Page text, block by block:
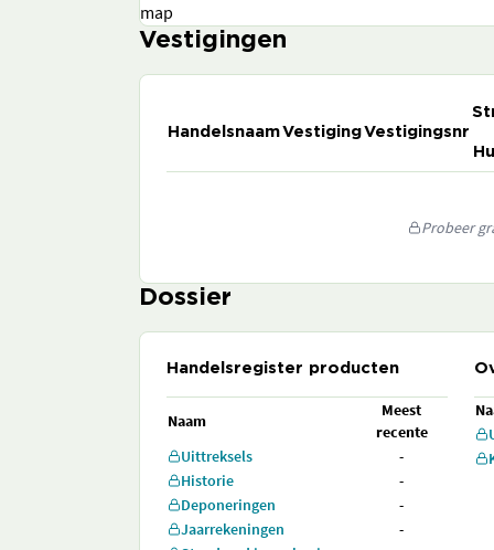
map
Vestigingen
HandelsnaamVestigingVestigingsnr
Probeer
Dossier
Handelsregister producten
Naam
Meest
recente
Uittreksels
-
Historie
-
Deponeringen
-
Jaarrekeningen
-